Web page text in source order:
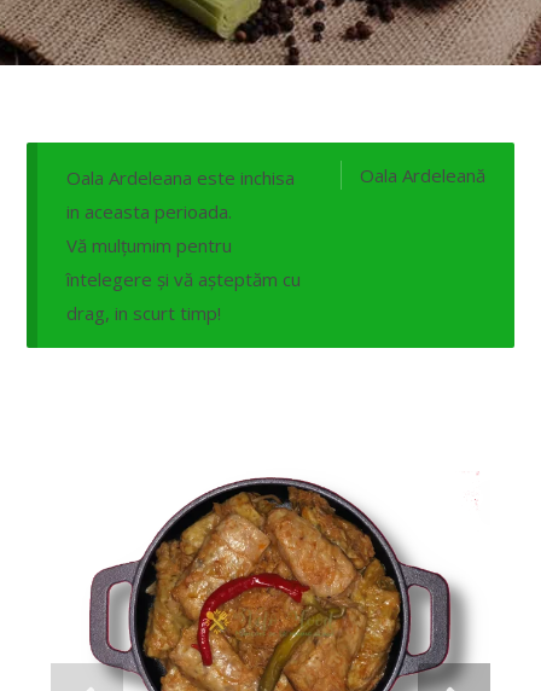
Oala Ardeleană
Oala Ardeleana este inchisa
in aceasta perioada.
Vă mulțumim pentru
întelegere și vă așteptăm cu
drag, in scurt timp!